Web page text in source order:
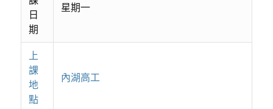
日
期
星期一
上
課
地
點
內湖高工